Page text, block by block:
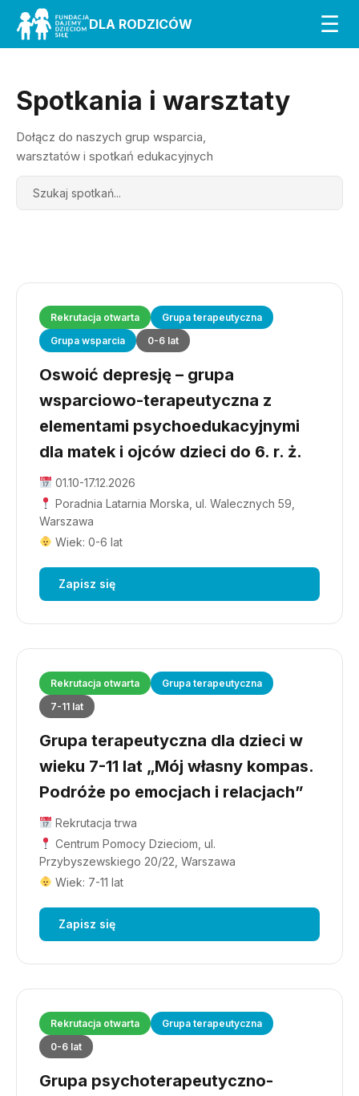
DLA RODZICÓW ☰
Spotkania i warsztaty
Dołącz do naszych grup wsparcia,
warsztatów i spotkań edukacyjnych
Search
Rekrutacja otwarta
Grupa terapeutyczna
Grupa wsparcia
0-6 lat
Oswoić depresję – grupa
wsparciowo-terapeutyczna z
elementami psychoedukacyjnymi
dla matek i ojców dzieci do 6. r. ż.
01.10-17.12.2026
Poradnia Latarnia Morska, ul. Walecznych 59,
Warszawa
Wiek: 0-6 lat
Zapisz się
Rekrutacja otwarta
Grupa terapeutyczna
7-11 lat
Grupa terapeutyczna dla dzieci w
wieku 7-11 lat „Mój własny kompas.
Podróże po emocjach i relacjach”
Rekrutacja trwa
Centrum Pomocy Dzieciom, ul.
Przybyszewskiego 20/22, Warszawa
Wiek: 7-11 lat
Zapisz się
Rekrutacja otwarta
Grupa terapeutyczna
0-6 lat
Grupa psychoterapeutyczno-